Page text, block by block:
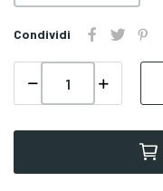
Condividi